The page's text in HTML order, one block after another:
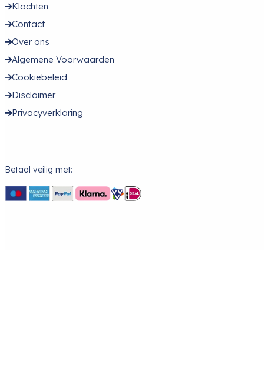
Klachten
Contact
Over ons
Algemene Voorwaarden
Cookiebeleid
Disclaimer
Privacyverklaring
Betaal veilig met: